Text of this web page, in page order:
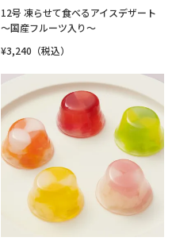
12号 凍らせて食べるアイスデザート
～国産フルーツ入り～
¥3,240（税込）